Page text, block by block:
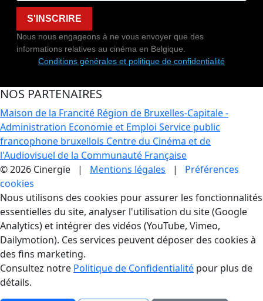
S'INSCRIRE
Nous nous engageons à ne vous envoyer que des
informations relatives au cinéma en Belgique.
Conditions générales et politique de confidentialité
NOS PARTENAIRES
Maison de la Francité Région de Bruxelles-Capitale -
Administration Economie et Emploi Service public
francophone bruxellois Centre du Cinéma et de
l'Audiovisuel de la Communauté Française
© 2026 Cinergie | Mentions légales | Préférences
cookies
Gestion des Cookies
Nous utilisons des cookies pour assurer les fonctionnalités
essentielles du site, analyser l'utilisation du site (Google
Analytics) et intégrer des vidéos (YouTube, Vimeo,
Dailymotion). Ces services peuvent déposer des cookies à
des fins marketing.
Consultez notre Politique de Confidentialité pour plus de
détails.